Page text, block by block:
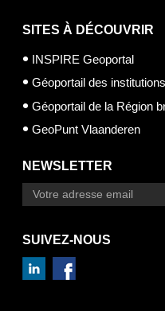
SITES À DÉCOUVRIR
INSPIRE Geoportal
Géoportail des
Géoportail de la Région
GeoPunt Vlaanderen
NEWSLETTER
SUIVEZ-NOUS